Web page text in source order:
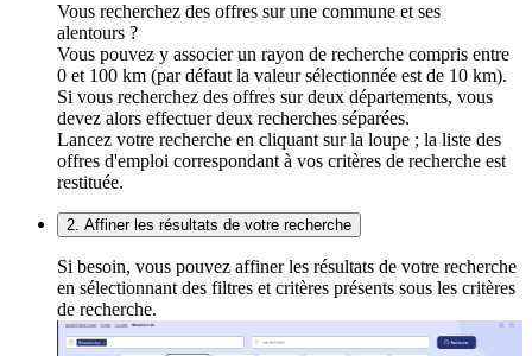
Vous recherchez des offres sur une commune et ses
alentours ?
Vous pouvez y associer un rayon de recherche compris entre
0 et 100 km (par défaut la valeur sélectionnée est de 10 km).
Si vous recherchez des offres sur deux départements, vous
devez alors effectuer deux recherches séparées.
Lancez votre recherche en cliquant sur la loupe ; la liste des
offres d'emploi correspondant à vos critères de recherche est
restituée.
2. Affiner les résultats de votre recherche
Si besoin, vous pouvez affiner les résultats de votre recherche
en sélectionnant des filtres et critères présents sous les critères
de recherche.